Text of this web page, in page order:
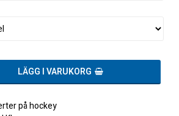
LÄGG I VARUKORG
på hockey